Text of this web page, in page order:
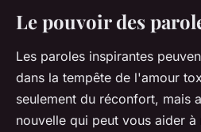
Le pouvoir des
Les paroles inspirantes
dans la tempête de l'amour
seulement du réconfort, mais
nouvelle qui peut vous aider à